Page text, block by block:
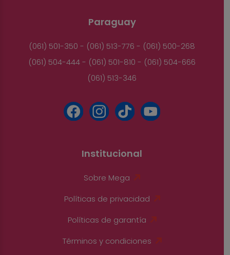
Paraguay
(061) 501-350 - (061) 513-776 - (061) 500-268
(061) 504-444 - (061) 501-810 - (061) 504-666
(061) 513-346
Institucional
Sobre Mega
Políticas de privacidad
Políticas de garantía
Términos y condiciones